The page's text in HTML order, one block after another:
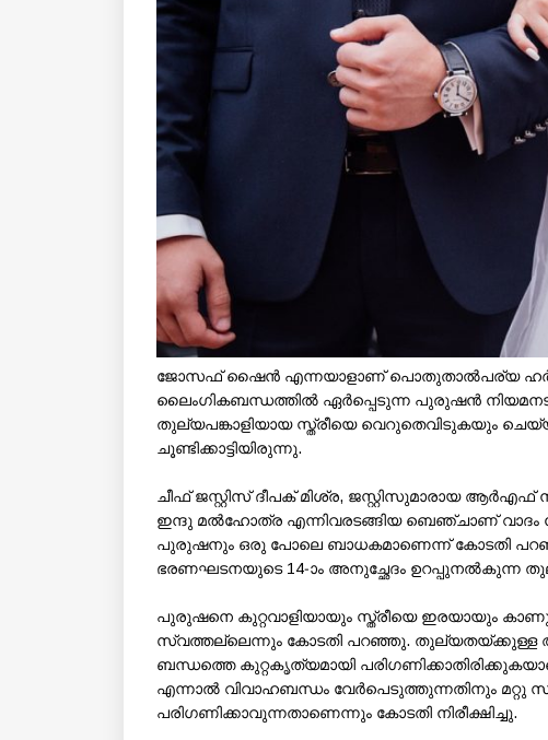
ജോസഫ് ഷൈന്‍ എന്നയാളാണ് പൊതുതാല്‍പര്യ ഹര്‍ജി
ലൈംഗികബന്ധത്തില്‍ ഏര്‍പ്പെടുന്ന പുരുഷന്‍
തുല്യപങ്കാളിയായ സ്ത്രീയെ വെറുതെവിടുകയും
ചൂണ്ടിക്കാട്ടിയിരുന്നു.
ചീഫ് ജസ്റ്റിസ് ദീപക് മിശ്ര, ജസ്റ്റിസുമാരായ
ഇന്ദു മല്‍ഹോത്ര എന്നിവരടങ്ങിയ ബെഞ്ചാണ് വാദം
പുരുഷനും ഒരു പോലെ ബാധകമാണെന്ന് കോടതി
ഭരണഘടനയുടെ 14-ാം അനുച്ഛേദം ഉറപ്പുനല്‍കുന്ന
പുരുഷനെ കുറ്റവാളിയായും സ്ത്രീയെ ഇരയായും
സ്വത്തല്ലെന്നും കോടതി പറഞ്ഞു. തുല്യതയ്ക്കുള്ള
ബന്ധത്തെ കുറ്റകൃത്യമായി
എന്നാല്‍ വിവാഹബന്ധം വേര്‍പെടുത്തുന്നതിനും മറ്റു
പരിഗണിക്കാവുന്നതാണെന്നും കോടതി നിരീക്ഷിച്ചു.